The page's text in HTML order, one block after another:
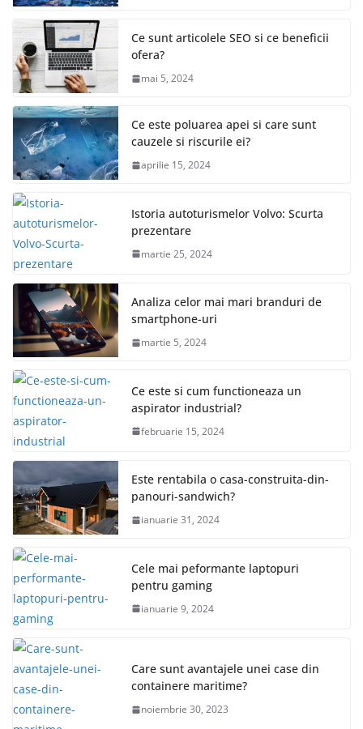
Ce sunt articolele SEO si ce beneficii
ofera?
mai 5, 2024
Ce este poluarea apei si care sunt
cauzele si riscurile ei?
aprilie 15, 2024
Istoria autoturismelor Volvo: Scurta
prezentare
martie 25, 2024
Analiza celor mai mari branduri de
smartphone-uri
martie 5, 2024
Ce este si cum functioneaza un
aspirator industrial?
februarie 15, 2024
Este rentabila o casa-construita-din-
panouri-sandwich?
ianuarie 31, 2024
Cele mai peformante laptopuri
pentru gaming
ianuarie 9, 2024
Care sunt avantajele unei case din
containere maritime?
noiembrie 30, 2023